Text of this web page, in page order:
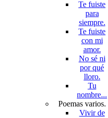
Te fuiste
para
siempre.
Te fuiste
con mi
amor.
No sé ni
por qué
lloro.
Tu
nombre...
Poemas varios.
Vivir de